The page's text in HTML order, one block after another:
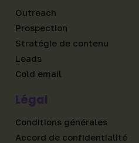
Outreach
Prospection
Stratégie de contenu
Leads
Cold email
Légal
Conditions générales
Accord de confidentialité